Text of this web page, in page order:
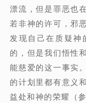
漂流，但是罪恶也
若非神的许可，邪
发现自己在质疑神
的，但是我们悟性
能慈爱的这一事实
的计划里都有意义
益处和神的荣耀（